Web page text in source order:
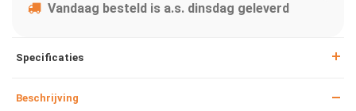
Vandaag besteld is a.s. dinsdag geleverd
Specificaties
Beschrijving